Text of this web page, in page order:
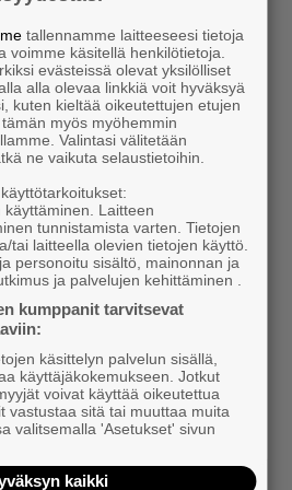
kampauksia oluen äärellä –
lettivideot poikivat yrittäjälle
Lainsäädännössä ”villisian
– ”Rajoitusten
voi jäädä vain yksittäisen
Pentikäiseltä YEL-varoitus
”Voi tulla ikävä yllätys”
on yrittäjänä harvinaisuus:
kuin Yhdysvalloistakin”
tallennamme laitteeseesi tietoja
voimme käsitellä henkilötietoja.
evästeissä olevat yksilölliset
alla olevaa linkkiä voit hyväksyä
kuten kieltää oikeutettujen etujen
myös myöhemmin
Valintasi välitetään
ne vaikuta selaustietoihin.
käyttäminen. Laitteen
tunnistamista varten. Tietojen
tai laitteella olevien tietojen käyttö.
personoitu sisältö, mainonnan ja
ja palvelujen kehittäminen .
kumppanit tarvitsevat
käsittelyn palvelun sisällä,
käyttäjäkokemukseen. Jotkut
voivat käyttää oikeutettua
vastustaa sitä tai muuttaa muita
valitsemalla 'Asetukset' sivun
kaikki